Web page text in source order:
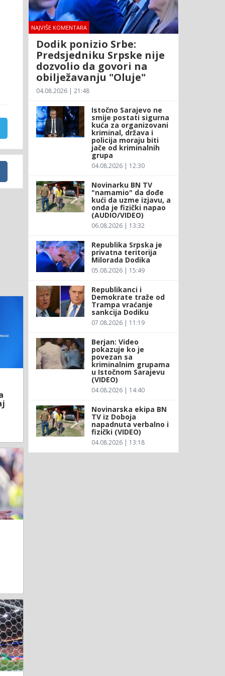
NAJVIŠE KOMENTARA
Dodik ponizio Srbe:
Predsjedniku Srpske nije
dozvolio da govori na
obilježavanju "Oluje"
04.08.2026 | 21:48
Istočno Sarajevo ne
smije postati sigurna
kuća za organizovani
kriminal, država i
policija moraju biti
jače od kriminalnih
grupa
04.08.2026 | 12:30
Novinarku BN TV
"namamio" da dođe
kući da uzme izjavu, a
onda je fizički napao
(AUDIO/VIDEO)
06.08.2026 | 13:32
Republika Srpska je
privatna teritorija
Milorada Dodika
05.08.2026 | 15:49
Republikanci i
Demokrate traže od
Trampa vraćanje
sankcija Dodiku
07.08.2026 | 11:19
Berjan: Video
pokazuje ko je
povezan sa
kriminalnim grupama
u Istočnom Sarajevu
(VIDEO)
04.08.2026 | 14:40
Novinarska ekipa BN
TV iz Doboja
napadnuta verbalno i
fizički (VIDEO)
04.08.2026 | 13:18